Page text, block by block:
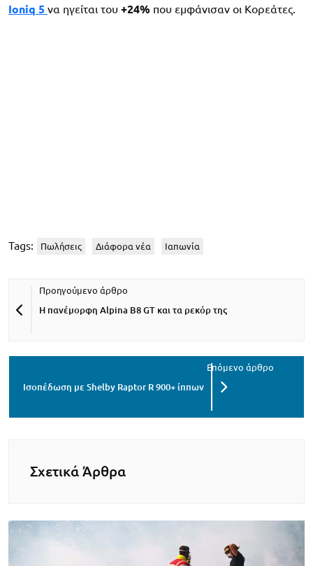
Ioniq 5 να ηγείται του +24% που εμφάνισαν οι Κορεάτες.
Tags: Πωλήσεις Διάφορα νέα Ιαπωνία
Η πανέμορφη Alpina B8 GT και τα ρεκόρ της
Ισοπέδωση με Shelby Raptor R 900+ ίππων
Σχετικά Άρθρα